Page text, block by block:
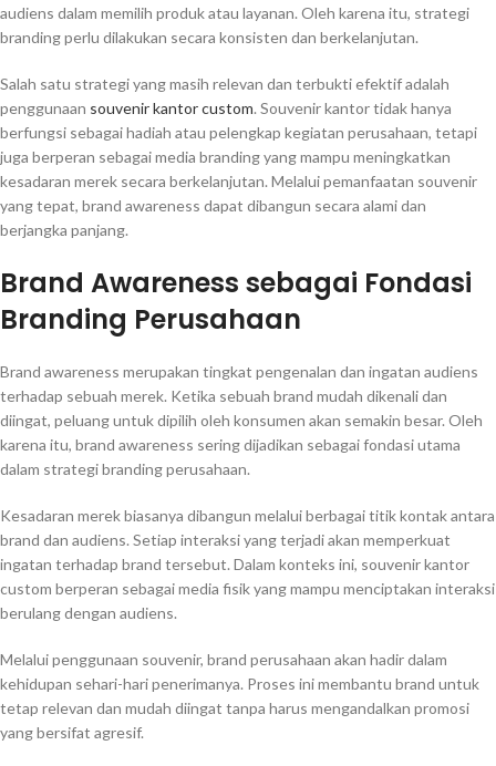
audiens dalam memilih produk atau layanan. Oleh karena itu, strategi
branding perlu dilakukan secara konsisten dan berkelanjutan.
Salah satu strategi yang masih relevan dan terbukti efektif adalah
penggunaan souvenir kantor custom. Souvenir kantor tidak hanya
berfungsi sebagai hadiah atau pelengkap kegiatan perusahaan, tetapi
juga berperan sebagai media branding yang mampu meningkatkan
kesadaran merek secara berkelanjutan. Melalui pemanfaatan souvenir
yang tepat, brand awareness dapat dibangun secara alami dan
berjangka panjang.
Brand Awareness sebagai Fondasi
Branding Perusahaan
Brand awareness merupakan tingkat pengenalan dan ingatan audiens
terhadap sebuah merek. Ketika sebuah brand mudah dikenali dan
diingat, peluang untuk dipilih oleh konsumen akan semakin besar. Oleh
karena itu, brand awareness sering dijadikan sebagai fondasi utama
dalam strategi branding perusahaan.
Kesadaran merek biasanya dibangun melalui berbagai titik kontak antara
brand dan audiens. Setiap interaksi yang terjadi akan memperkuat
ingatan terhadap brand tersebut. Dalam konteks ini, souvenir kantor
custom berperan sebagai media fisik yang mampu menciptakan interaksi
berulang dengan audiens.
Melalui penggunaan souvenir, brand perusahaan akan hadir dalam
kehidupan sehari-hari penerimanya. Proses ini membantu brand untuk
tetap relevan dan mudah diingat tanpa harus mengandalkan promosi
yang bersifat agresif.